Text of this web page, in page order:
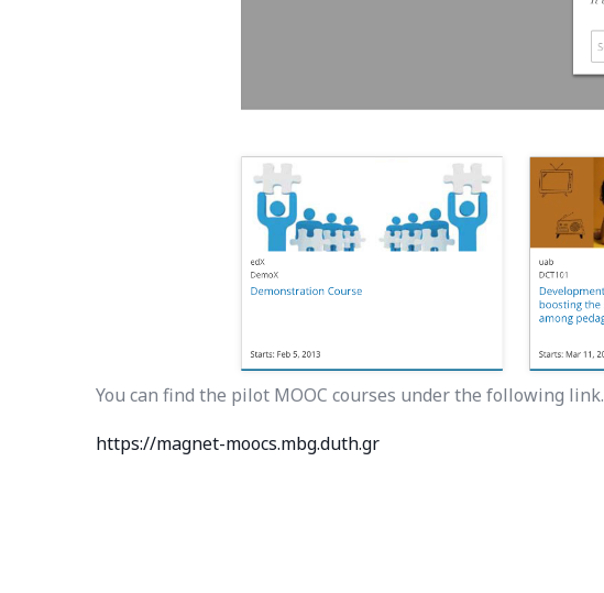
You can find the pilot MOOC courses under the following link.
https://magnet-moocs.mbg.duth.gr